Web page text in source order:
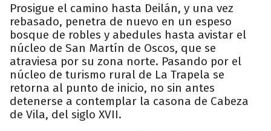
Prosigue el camino hasta Deilán, y una vez
rebasado, penetra de nuevo en un espeso
bosque de robles y abedules hasta avistar el
núcleo de San Martín de Oscos, que se
atraviesa por su zona norte. Pasando por el
núcleo de turismo rural de La Trapela se
retorna al punto de inicio, no sin antes
detenerse a contemplar la casona de Cabeza
de Vila, del siglo XVII.